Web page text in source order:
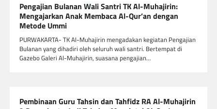
Pengajian Bulanan Wali Santri TK Al-Muhajirin:
Mengajarkan Anak Membaca Al-Qur’an dengan
Metode Ummi
PURWAKARTA- TK Al-Muhajirin mengadakan kegiatan Pengajian
Bulanan yang dihadiri oleh seluruh wali santri. Bertempat di
Gazebo Galeri Al-Muhajirin, suasana pengajian…
Pembinaan Guru Tahsin dan Tahfidz RA Al-Muhajirin